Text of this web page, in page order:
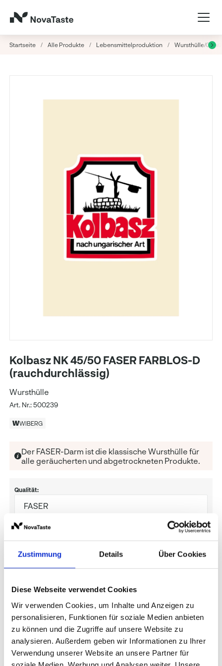
Zustimmung Details Über Cookies
Diese Webseite verwendet Cookies
Wir verwenden Cookies, um Inhalte und Anzeigen zu
personalisieren, Funktionen für soziale Medien anbieten
zu können und die Zugriffe auf unsere Website zu
analysieren. Außerdem geben wir Informationen zu Ihrer
Verwendung unserer Website an unsere Partner für
Startseite / Alle Produkte / Lebensmittelproduktion / Wursthülle/
Kolbasz NK 45/50 FASER FARBLOS-D
(rauchdurchlässig)
Wursthülle
Art. Nr.: 500239
WIBERG
Der FASER-Darm ist die klassische Wursthülle für
alle geräucherten und abgetrockneten Produkte.
Qualität:
FASER
Preise und Verfügbarkeit sehen unsere
Produktvorteile Informationen zur Produktqualität